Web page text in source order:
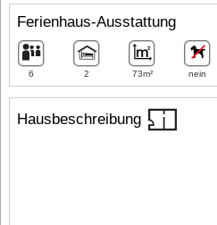
Hausbeschreibung
Ferienhaus-Ausstattung
6 2 73m² nein